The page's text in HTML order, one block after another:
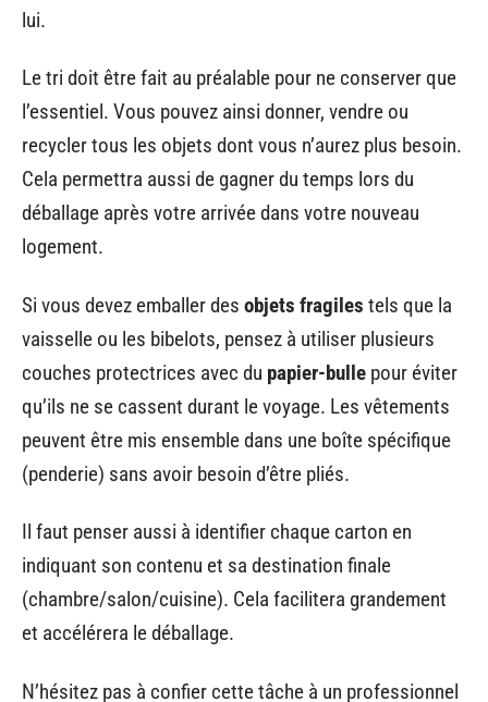
lui.
Le tri doit être fait au préalable pour ne conserver que
l’essentiel. Vous pouvez ainsi donner, vendre ou
recycler tous les objets dont vous n’aurez plus besoin.
Cela permettra aussi de gagner du temps lors du
déballage après votre arrivée dans votre nouveau
logement.
Si vous devez emballer des objets fragiles tels que la
vaisselle ou les bibelots, pensez à utiliser plusieurs
couches protectrices avec du papier-bulle pour éviter
qu’ils ne se cassent durant le voyage. Les vêtements
peuvent être mis ensemble dans une boîte spécifique
(penderie) sans avoir besoin d’être pliés.
Il faut penser aussi à identifier chaque carton en
indiquant son contenu et sa destination finale
(chambre/salon/cuisine). Cela facilitera grandement
et accélérera le déballage.
N’hésitez pas à confier cette tâche à un professionnel